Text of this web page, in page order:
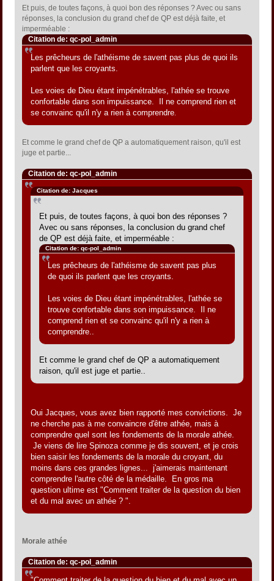
Et puis, de toutes façons, à quoi bon des réponses ? Avec ou sans
réponses, la conclusion du grand chef de QP est déjà faite, et
imperméable :
Citation de: qc-pol_admin
Les prêcheurs de l'athéisme de savent pas plus de quoi ils
parlent que les croyants.
Les voies de Dieu étant impénétrables, l'athée se trouve
confortable dans son impuissance. Il ne comprend rien et
se convainc qu'il n'y a rien à comprendre
Et comme le grand chef de QP a automatiquement raison, qu'il est
juge et partie...
Citation de: qc-pol_admin
Citation de: Jacques
Et puis, de toutes façons, à quoi bon des réponses ?
Avec ou sans réponses, la conclusion du grand chef
de QP est déjà faite, et imperméable :
Citation de: qc-pol_admin
Les prêcheurs de l'athéisme de savent pas plus
de quoi ils parlent que les croyants.
Les voies de Dieu étant impénétrables, l'athée se
trouve confortable dans son impuissance. Il ne
comprend rien et se convainc qu'il n'y a rien à
comprendre..
Et comme le grand chef de QP a automatiquement
raison, qu'il est juge et partie..
Oui Jacques, vous avez bien rapporté mes convictions. Je
ne cherche pas à me convaincre d'être athée, mais à
comprendre quel sont les fondements de la morale athée.
Je viens de lire Spinoza comme je dis souvent, et je crois
bien saisir les fondements de la morale du croyant, du
moins dans ces grandes lignes... j'aimerais maintenant
comprendre l'autre côté de la médaille. En gros ma
question ultime est "Comment traiter de la question du bien
et du mal avec un athée ? ".
Morale athée
Citation de: qc-pol_admin